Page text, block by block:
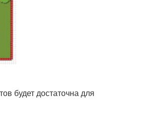
будет достаточна для